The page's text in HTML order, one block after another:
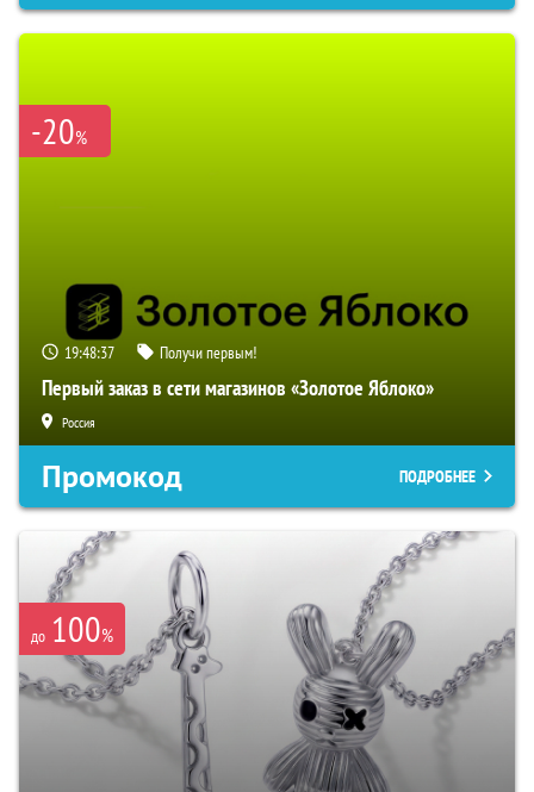
-20%
19:48:36 Получи первым!
Первый заказ в сети магазинов «Золотое Яблоко»
Россия
Промокод ПОДРОБНЕЕ
до 100%